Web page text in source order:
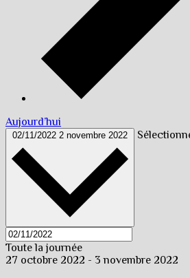
Aujourd’hui
02/11/2022 2 novembre 2022
Toute la journée
27 octobre 2022 - 3 novembre 2022